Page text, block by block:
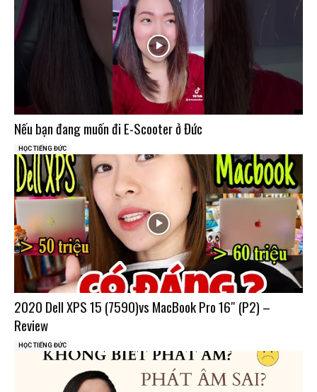
Nếu bạn đang muốn đi E-Scooter ở Đức
HỌC TIẾNG ĐỨC
2020 Dell XPS 15 (7590)vs MacBook Pro 16″ (P2) –
Review
HỌC TIẾNG ĐỨC